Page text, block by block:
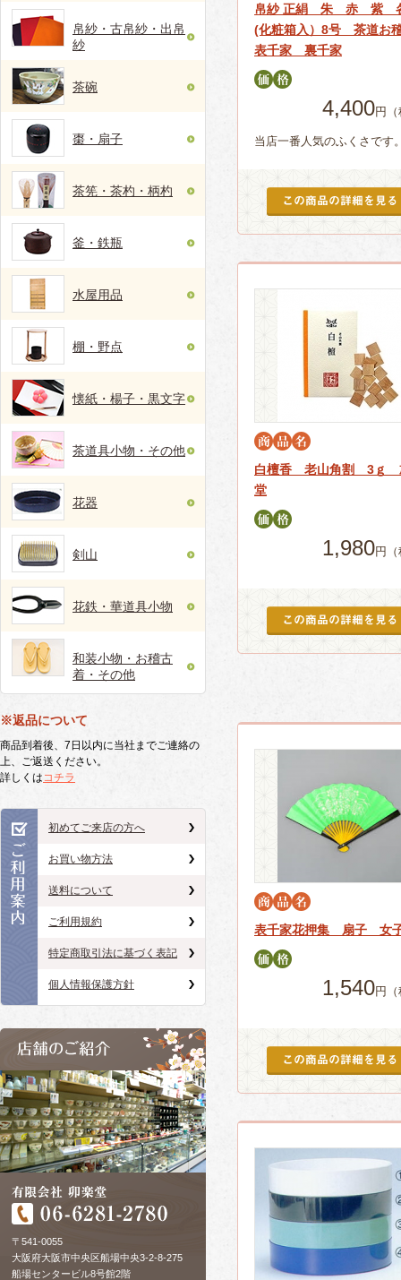
帛紗・古帛紗・出帛
紗
茶碗
棗・扇子
茶筅・茶杓・柄杓
釜・鉄瓶
水屋用品
棚・野点
懐紙・楊子・黒文字
茶道具小物・その他
花器
剣山
花鉄・華道具小物
和装小物・お稽古
着・その他
※返品について
商品到着後、7日以内に当社までご連絡の
上、ご返送ください。
詳しくはコチラ
初めてご来店の方へ
お買い物方法
送料について
ご利用規約
特定商取引法に基づく表記
個人情報保護方針
〒541-0055
大阪府大阪市中央区船場中央3-2-8-275
船場センタービル8号館2階
帛紗 正絹 朱 赤 紫
(化粧箱入）8号 茶道
表千家 裏千家
4,400円
当店一番人気のふくさです
白檀香 老山角割 3ｇ
堂
1,980円
表千家花押集 扇子 女
1,540円